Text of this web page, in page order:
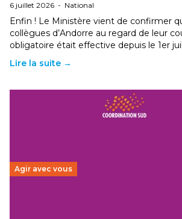
6 juillet 2026 - National
Enfin ! Le Ministère vient de confirmer
collègues d’Andorre au regard de leur
obligatoire était effective depuis le 1er
Lire la suite →
Agir avec vous